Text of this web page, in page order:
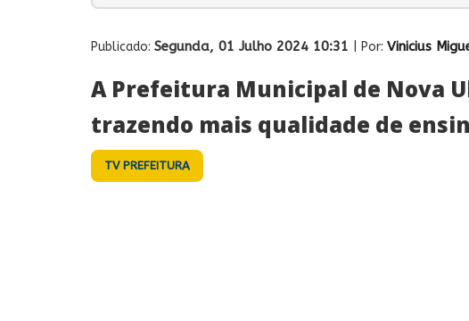
Publicado: Segunda, 01 Julho 2024 10:31 | Por: Vinicius
A Prefeitura Municipal de Nova
trazendo mais qualidade de
TV PREFEITURA